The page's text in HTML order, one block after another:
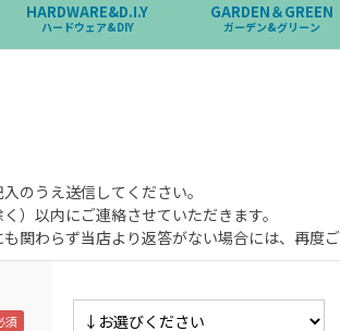
HARDWARE&D.I.Y
ハードウェア&DIY
GARDEN＆GREEN
ガーデン&グリーン
のうえ送信してください。
）以内にご連絡させていただきます。
関わらず当店より返答がない場合には、再度ご